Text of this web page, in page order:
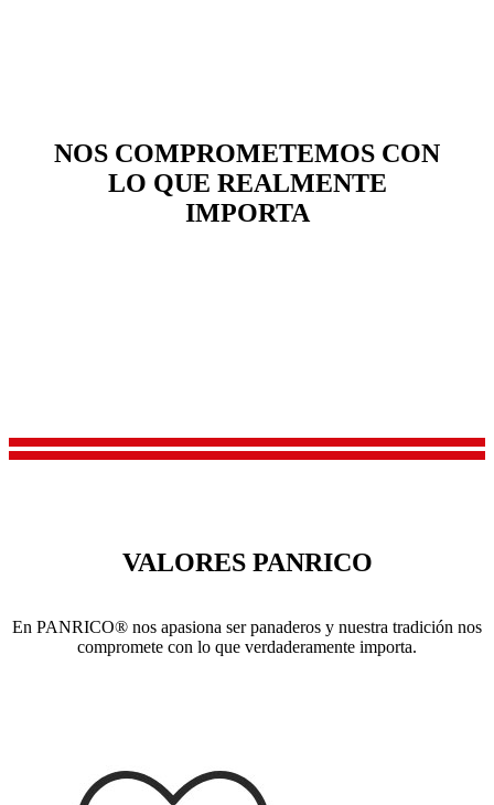
NOS COMPROMETEMOS CON
LO QUE REALMENTE
IMPORTA
VALORES PANRICO
En PANRICO® nos apasiona ser panaderos y nuestra tradición nos
compromete con lo que verdaderamente importa.